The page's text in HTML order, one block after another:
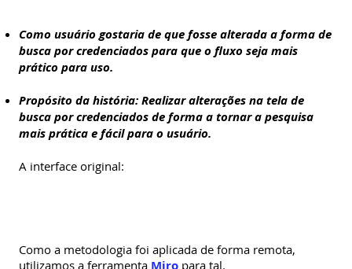
Como usuário gostaria de que fosse alterada a forma de
busca por credenciados para que o fluxo seja mais
prático para uso.
Propósito da história: Realizar alterações na tela de
busca por credenciados de forma a tornar a pesquisa
mais prática e fácil para o usuário.
A interface original:
Como a metodologia foi aplicada de forma remota,
utilizamos a ferramenta Miro para tal.